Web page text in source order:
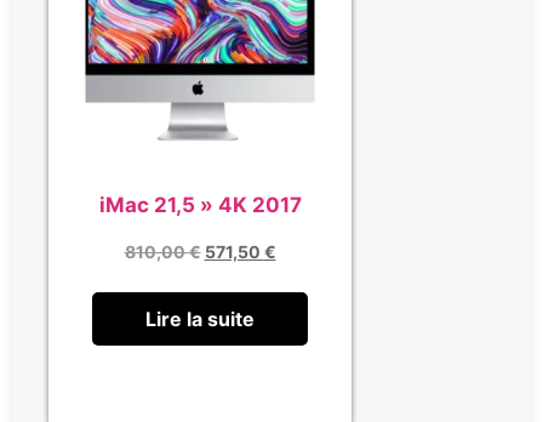
iMac 21,5 » 4K 2017
810,00€ 571,50 €
Lire la suite